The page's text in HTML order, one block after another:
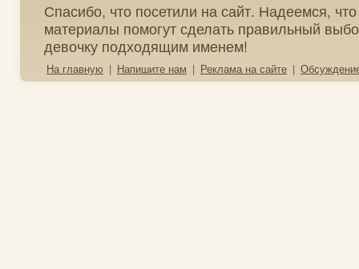
Спасибо, что посетили на сайт. Надеемся,
материалы помогут сделать правильный
девочку подходящим именем!
На главную | Напишите нам | Реклама на сайте |